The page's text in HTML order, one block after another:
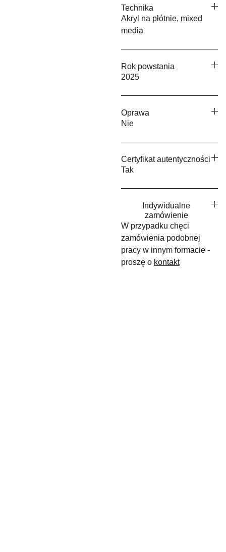
Technika
Akryl na płótnie, mixed
media
Rok powstania
2025
Oprawa
Nie
Certyfikat autentyczności
Tak
Indywidualne
zamówienie
W przypadku chęci
zamówienia podobnej
pracy w innym formacie -
proszę o kontakt